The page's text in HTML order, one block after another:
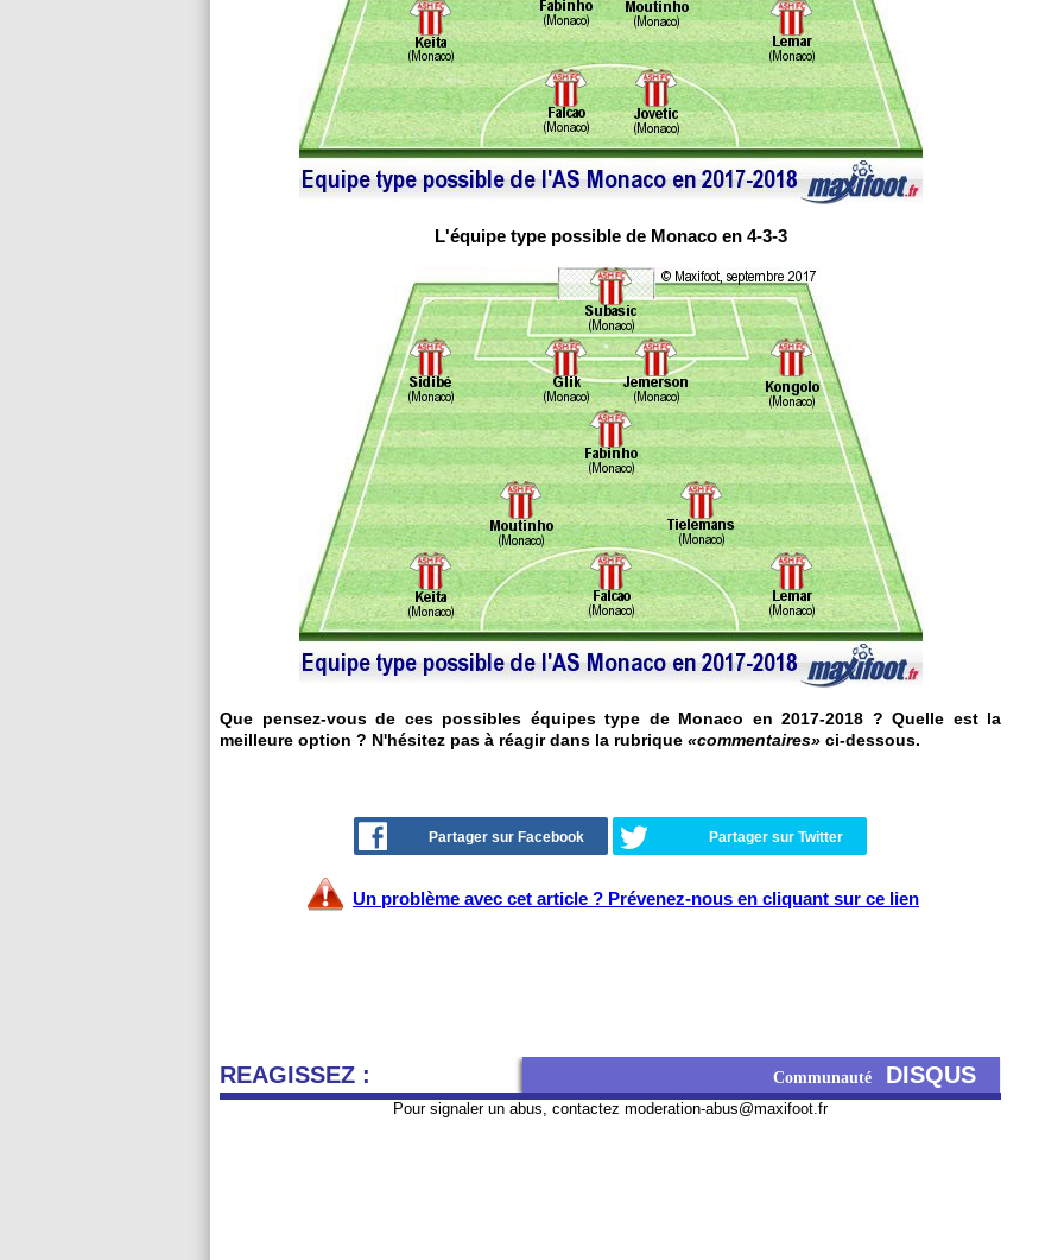
L'équipe type possible de Monaco en 4-3-3
Que pensez-vous de ces possibles équipes type de Monaco en 2017-2018 ? Quelle est la
meilleure option ? N'hésitez pas à réagir dans la rubrique «commentaires» ci-dessous.
Partager sur Facebook Partager sur Twitter
Un problème avec cet article ? Prévenez-nous en cliquant sur ce lien
REAGISSEZ : Communauté DISQUS
Pour signaler un abus, contactez moderation-abus@maxifoot.fr